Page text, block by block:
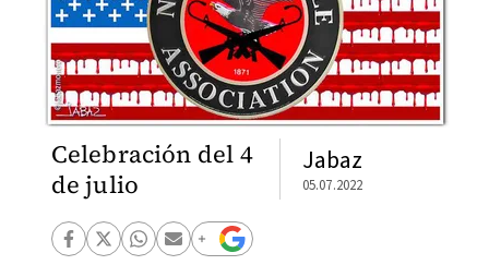
Celebración del 4
de julio
Jabaz
05.07.2022